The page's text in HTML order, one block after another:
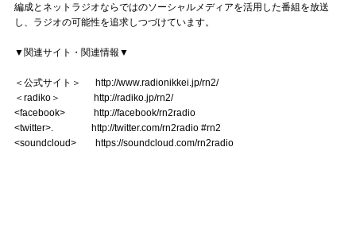
編成とネットラジオならではのソーシャルメディアを活用した番組を放送
し、ラジオの可能性を追求しつづけています。
▼関連サイト・関連情報▼
＜公式サイト＞ http://www.radionikkei.jp/rn2/
＜radiko＞ http://radiko.jp/rn2/
<facebook>
http://facebook/rn2radio
<twitter>.
http://twitter.com/rn2radio #rn2
<soundcloud> https://soundcloud.com/rn2radio